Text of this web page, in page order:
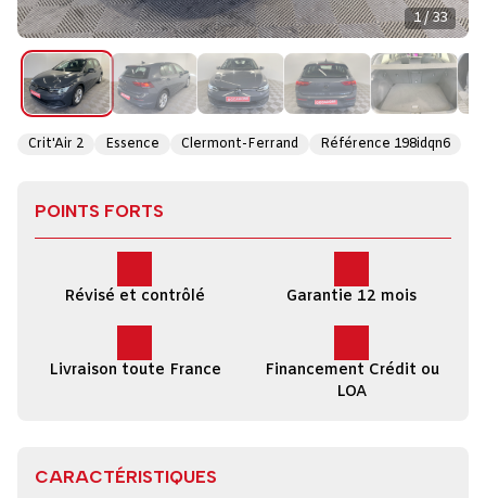
1 / 33
Crit'Air 2 Essence Clermont-Ferrand Référence 198idqn6
POINTS FORTS
Révisé et contrôlé Garantie 12 mois
Livraison toute France
Financement Crédit ou
LOA
CARACTÉRISTIQUES